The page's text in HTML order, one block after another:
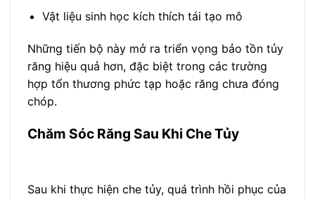
Vật liệu sinh học kích thích tái tạo mô
Những tiến bộ này mở ra triển vọng bảo tồn tủy
răng hiệu quả hơn, đặc biệt trong các trường
hợp tổn thương phức tạp hoặc răng chưa đóng
chóp.
Chăm Sóc Răng Sau Khi Che Tủy
Sau khi thực hiện che tủy, quá trình hồi phục của